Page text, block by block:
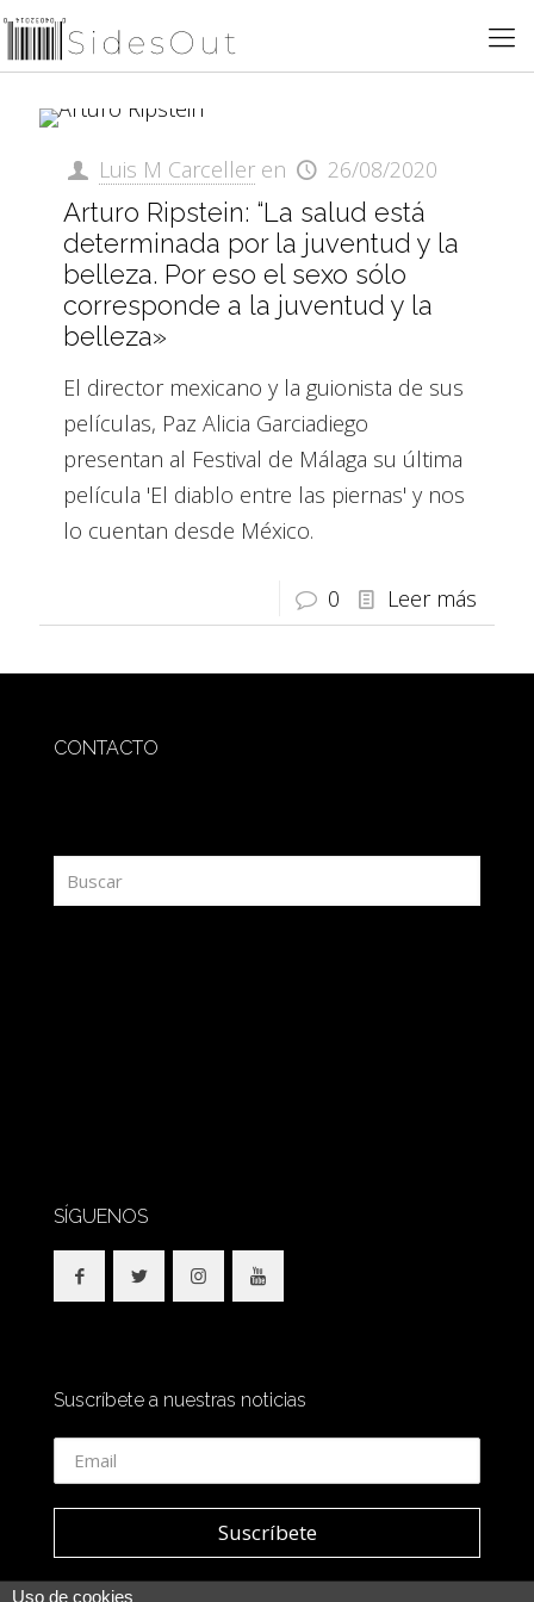
Luis M Carceller en 26/08/2020
Arturo Ripstein: “La salud está
determinada por la juventud y la
belleza. Por eso el sexo sólo
corresponde a la juventud y la
belleza»
El director mexicano y la guionista de sus
películas, Paz Alicia Garciadiego
presentan al Festival de Málaga su última
película 'El diablo entre las piernas' y nos
lo cuentan desde México.
0 Leer más
CONTACTO
SÍGUENOS
Suscríbete a nuestras noticias
Uso de cookies